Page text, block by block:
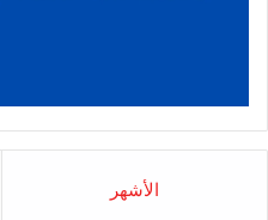
الأشهر